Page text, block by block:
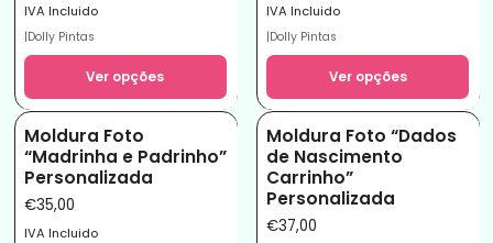
IVA Incluido
|Dolly Pintas
Ver opções
IVA Incluido
|Dolly Pintas
Ver opções
Moldura Foto
“Madrinha e Padrinho”
Personalizada
€35,00
IVA Incluido
Moldura Foto “Dados
de Nascimento
Carrinho”
Personalizada
€37,00